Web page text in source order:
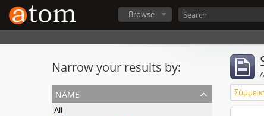
Browse
Narrow your results by:
name
All